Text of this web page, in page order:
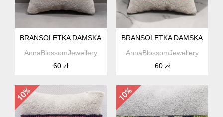
BRANSOLETKA DAMSKA Z KORALIKÓW W STYLU VICHY
AnnaBlossomJewellery
60 zł
BRANSOLETKA DAMSKA Z
AnnaBlossomJewellery
60 zł